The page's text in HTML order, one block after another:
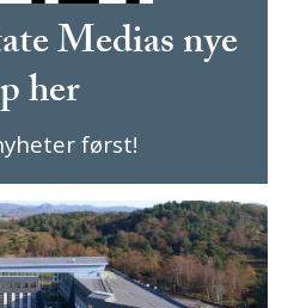
Medias nye
her
først!